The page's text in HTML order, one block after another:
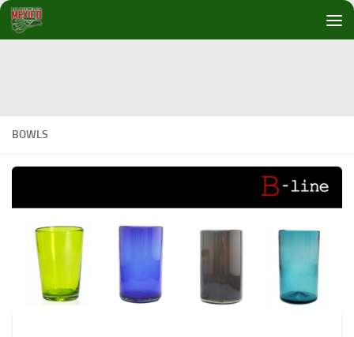
Debajo del contenido
BOWLS